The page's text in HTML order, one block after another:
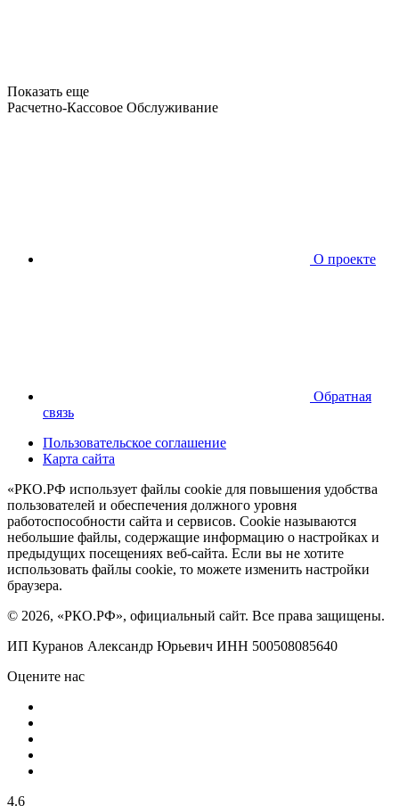
Показать еще
Расчетно-Кассовое Обслуживание
О проекте
Обратная
связь
Пользовательское соглашение
Карта сайта
«РКО.РФ использует файлы cookie для повышения удобства
пользователей и обеспечения должного уровня
работоспособности сайта и сервисов. Cookie называются
небольшие файлы, содержащие информацию о настройках и
предыдущих посещениях веб-сайта. Если вы не хотите
использовать файлы cookie, то можете изменить настройки
браузера.
© 2026, «РКО.РФ», официальный сайт. Все права защищены.
ИП Куранов Александр Юрьевич ИНН 500508085640
Оцените нас
4.6